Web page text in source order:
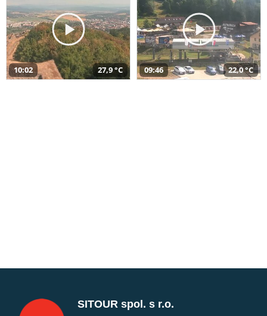
10:02 27,9 °C 09:46 22,0 °C
SITOUR spol. s r.o.